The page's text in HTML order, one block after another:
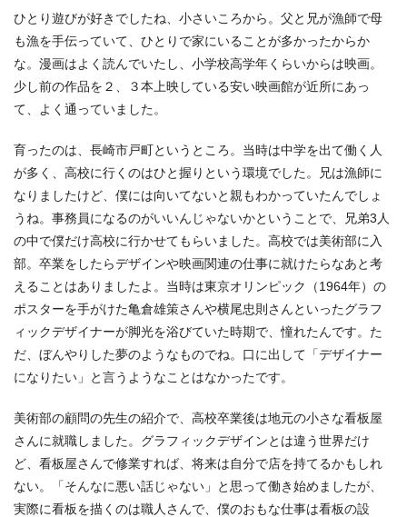
ひとり遊びが好きでしたね、小さいころから。父と兄が漁師で母
も漁を手伝っていて、ひとりで家にいることが多かったからか
な。漫画はよく読んでいたし、小学校高学年くらいからは映画。
少し前の作品を２、３本上映している安い映画館が近所にあっ
て、よく通っていました。
育ったのは、長崎市戸町というところ。当時は中学を出て働く人
が多く、高校に行くのはひと握りという環境でした。兄は漁師に
なりましたけど、僕には向いてないと親もわかっていたんでしょ
うね。事務員になるのがいいんじゃないかということで、兄弟3人
の中で僕だけ高校に行かせてもらいました。高校では美術部に入
部。卒業をしたらデザインや映画関連の仕事に就けたらなあと考
えることはありましたよ。当時は東京オリンピック（1964年）の
ポスターを手がけた亀倉雄策さんや横尾忠則さんといったグラフ
ィックデザイナーが脚光を浴びていた時期で、憧れたんです。た
だ、ぼんやりした夢のようなものでね。口に出して「デザイナー
になりたい」と言うようなことはなかったです。
美術部の顧問の先生の紹介で、高校卒業後は地元の小さな看板屋
さんに就職しました。グラフィックデザインとは違う世界だけ
ど、看板屋さんで修業すれば、将来は自分で店を持てるかもしれ
ない。「そんなに悪い話じゃない」と思って働き始めましたが、
実際に看板を描くのは職人さんで、僕のおもな仕事は看板の設